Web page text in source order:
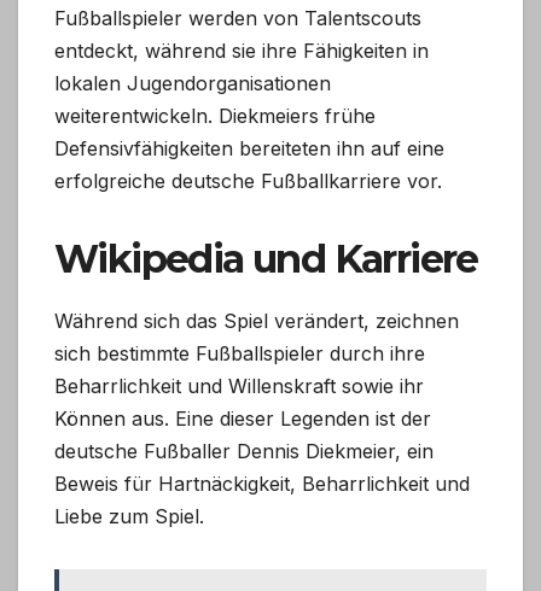
Fußballspieler werden von Talentscouts
entdeckt, während sie ihre Fähigkeiten in
lokalen Jugendorganisationen
weiterentwickeln. Diekmeiers frühe
Defensivfähigkeiten bereiteten ihn auf eine
erfolgreiche deutsche Fußballkarriere vor.
Wikipedia und Karriere
Während sich das Spiel verändert, zeichnen
sich bestimmte Fußballspieler durch ihre
Beharrlichkeit und Willenskraft sowie ihr
Können aus. Eine dieser Legenden ist der
deutsche Fußballer Dennis Diekmeier, ein
Beweis für Hartnäckigkeit, Beharrlichkeit und
Liebe zum Spiel.